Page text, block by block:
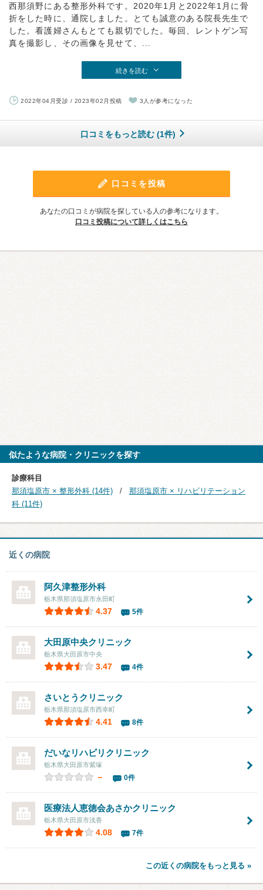
西那須野にある整形外科です。2020年1月と2022年1月に骨
折をした時に、通院しました。とても誠意のある院長先生で
した。看護婦さんもとても親切でした。毎回、レントゲン写
真を撮影し、その画像を見せて、...
続きを読む
2022年04月受診 / 2023年02月投稿 3人が参考になった
口コミをもっと読む (1件)
口コミを投稿
あなたの口コミが病院を探している人の参考になります。
口コミ投稿について詳しくはこちら
似たような病院・クリニックを探す
診療科目
那須塩原市 × 整形外科 (14件)
那須塩原市 × リハビリテーション
科 (11件)
近くの病院
阿久津整形外科
栃木県那須塩原市永田町
4.37 5件
大田原中央クリニック
栃木県大田原市中央
3.47 4件
さいとうクリニック
栃木県那須塩原市西幸町
4.41 8件
だいなリハビリクリニック
栃木県大田原市紫塚
－ 0件
医療法人恵徳会あさかクリニック
栃木県大田原市浅香
4.08 7件
この近くの病院をもっと見る »